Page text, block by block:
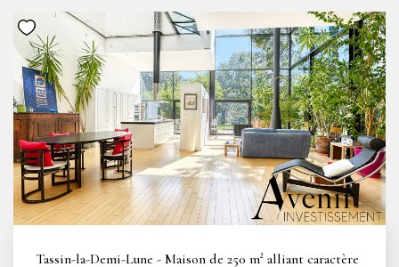
Nos partenaires
Nous rejoindre
VENDRE
Estimer votre bien
Nos biens vendus
Tassin-la-Demi-Lune - Maison de 250 m² alliant caractère